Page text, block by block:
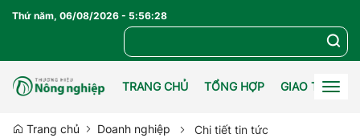
Thứ năm, 06/08/2026 - 5:56:29
TRANG CHỦ TỔNG HỢP GIAO
Trang chủ
Doanh nghiệp Chi tiết tin tức